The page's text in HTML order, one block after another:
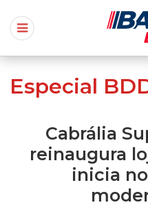
Especial
Cabrália
reinaugura
inicia